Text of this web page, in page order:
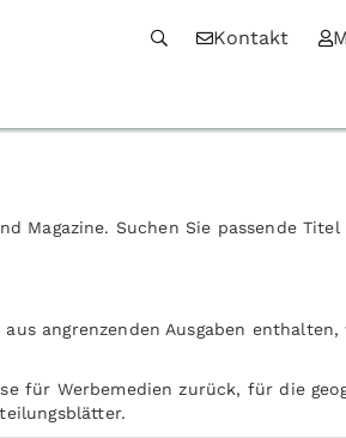
Kontakt
Suchen Sie passende
angrenzenden Ausgaben
für Werbemedien zurück, für die